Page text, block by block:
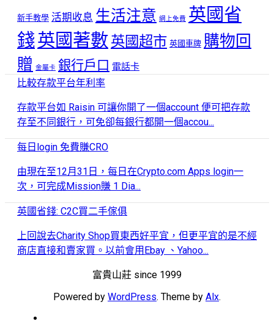
新手教學 活期收息 生活注意 網上免費 英國省
錢英國著數英國超市 英國車牌 購物回
贈 金屬卡 銀行戶口 電話卡
比較存款平台年利率
存款平台如 Raisin 可讓你開了一個account 便可把存款
存至不同銀行，可免卻每銀行都開一個accou...
每日login 免費賺CRO
由現在至12月31日，每日在Crypto.com Apps login一
次，可完成Mission賺 1 Dia...
英國省錢: C2C買二手傢俱
上回說去Charity Shop買東西好平宜，但更平宜的是不經
商店直接和賣家買。以前會用Ebay 、Yahoo...
富貴山莊 since 1999
Powered by WordPress. Theme by Alx.